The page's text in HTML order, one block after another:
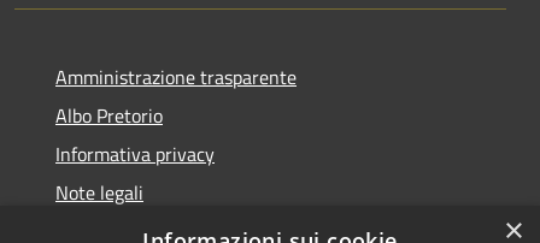
Amministrazione trasparente
Albo Pretorio
Informativa privacy
Note legali
Dichiarazione di accessibilità
×